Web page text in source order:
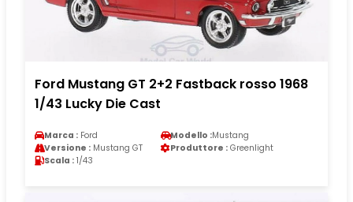
Ford Mustang GT 2+2 Fastback rosso 1968
1/43 Lucky Die Cast
Marca : Ford Modello :Mustang
Versione : Mustang GT Produttore : Greenlight
Scala : 1/43